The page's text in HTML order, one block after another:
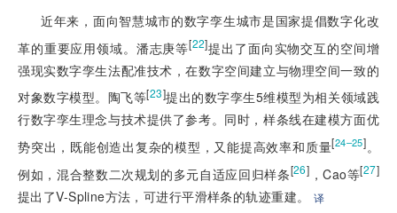
近年来，面向智慧城市的数字孪生城市是国家提倡数字化改
革的重要应用领域。潘志庚等[22]提出了面向实物交互的空间增
强现实数字孪生法配准技术，在数字空间建立与物理空间一致的
对象数字模型。陶飞等[23]提出的数字孪生5维模型为相关领域践
行数字孪生理念与技术提供了参考。同时，样条线在建模方面优
势突出，既能创造出复杂的模型，又能提高效率和质量[24–25]。
例如，混合整数二次规划的多元自适应回归样条[26] ，Cao等[27]
提出了V-Spline方法，可进行平滑样条的轨迹重建。 译